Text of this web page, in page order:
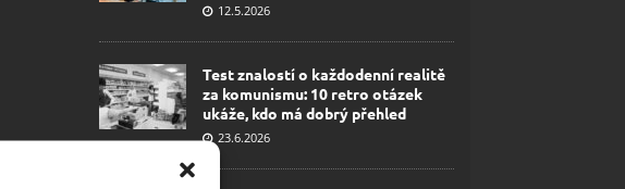
12.5.2026
Test znalostí o každodenní realitě
za komunismu: 10 retro otázek
ukáže, kdo má dobrý přehled
23.6.2026